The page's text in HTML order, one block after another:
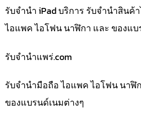
รับจำนำ iPad บริการ รับจำนำสินค้
ไอแพค ไอโฟน นาฬิกา และ ของแบ
รับจํานําแพร่.com
รับจำนำมือถือ ไอแพค ไอโฟน นาฬิ
ของแบรนด์เนมต่างๆ